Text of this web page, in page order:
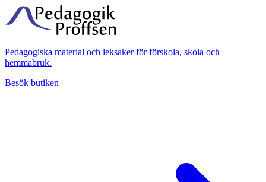
Pedagogiska material och leksaker för förskola, skola och
hemmabruk.
Besök butiken